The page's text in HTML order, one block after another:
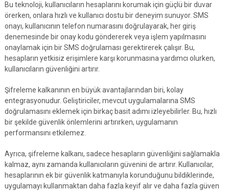
Bu teknoloji, kullanıcıların hesaplarını korumak için güçlü bir duvar
örerken, onlara hızlı ve kullanıcı dostu bir deneyim sunuyor. SMS
onayı, kullanıcının telefon numarasını doğrulayarak, her giriş
denemesinde bir onay kodu göndererek veya işlem yapılmasını
onaylamak için bir SMS doğrulaması gerektirerek çalışır. Bu,
hesapların yetkisiz erişimlere karşı korunmasına yardımcı olurken,
kullanıcıların güvenliğini artırır.
Şifreleme kalkanının en büyük avantajlarından biri, kolay
entegrasyonudur. Geliştiriciler, mevcut uygulamalarına SMS
doğrulamasını eklemek için birkaç basit adımı izleyebilirler. Bu, hızlı
bir şekilde güvenlik önlemlerini artırırken, uygulamanın
performansını etkilemez.
Ayrıca, şifreleme kalkanı, sadece hesapların güvenliğini sağlamakla
kalmaz, aynı zamanda kullanıcıların güvenini de artırır. Kullanıcılar,
hesaplarının ek bir güvenlik katmanıyla korunduğunu bildiklerinde,
uygulamayı kullanmaktan daha fazla keyif alır ve daha fazla güven